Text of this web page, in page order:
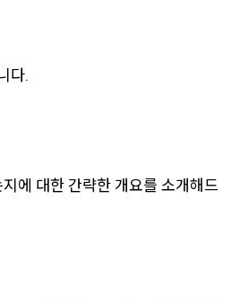
다.
에 대한 간략한 개요를 소개해드